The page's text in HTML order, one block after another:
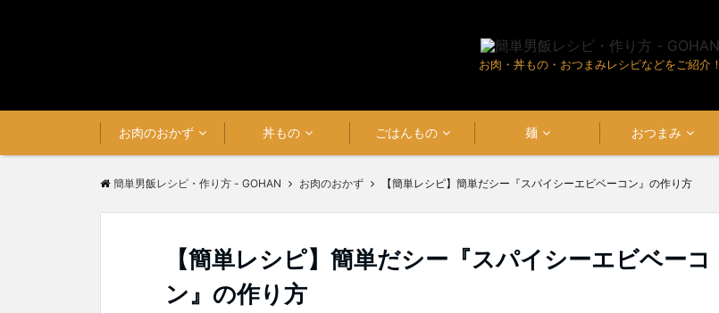
お肉・丼もの・おつまみレシピなどをご紹介！
お肉のおかず 丼もの ごはんもの 麺 おつまみ
簡単男飯レシピ・作り方 - GOHAN お肉のおかず 【簡単レシピ】簡単だシー『スパイシーエビベーコン』の作り方
【簡単レシピ】簡単だシー『スパイシーエビベーコ
ン』の作り方